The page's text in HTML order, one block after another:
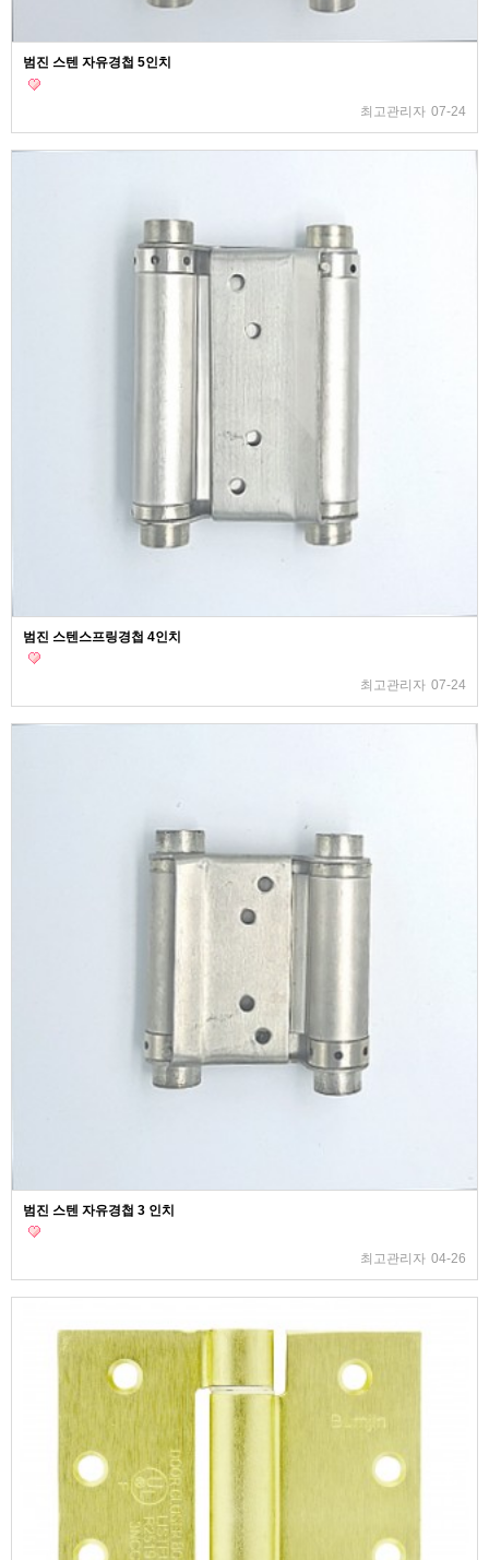
범진 스텐 자유경첩 5인치
최고관리자 07-24
범진 스텐스프링경첩 4인치
최고관리자 07-24
범진 스텐 자유경첩 3 인치
최고관리자 04-26